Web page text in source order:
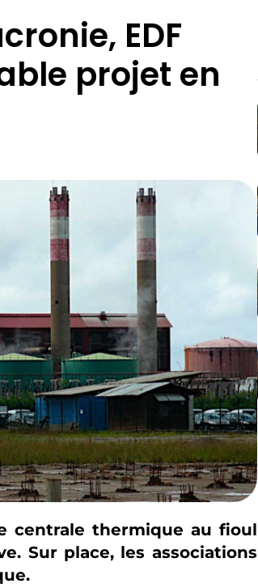
EDF
projet en
centrale thermique au fioul
Sur place, les associations